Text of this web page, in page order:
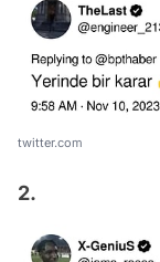
twitter.com
2.